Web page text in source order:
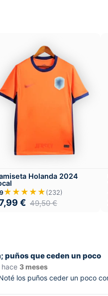
Holanda 2024
★★★★★(232)
€ 49,50€
puños que ceden un poco
hace 3 meses
los puños ceder un poco